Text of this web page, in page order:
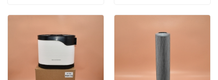
Aplicación: Claas 7700,
Lexion 620, Lexion 630,
Lexion 650, Lexion 6600.
Referencia cruzada de filtro
hidráulico 5003648867
HR 12, HR 14, HR 16, HR 2, SKL
811, SKL 820, SKL 832, SKL